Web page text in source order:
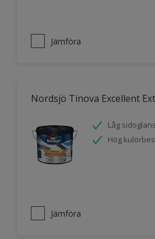
Jämföra
Nordsjö Tinova Excellent
Låg sidoglans
Hög
Jämföra